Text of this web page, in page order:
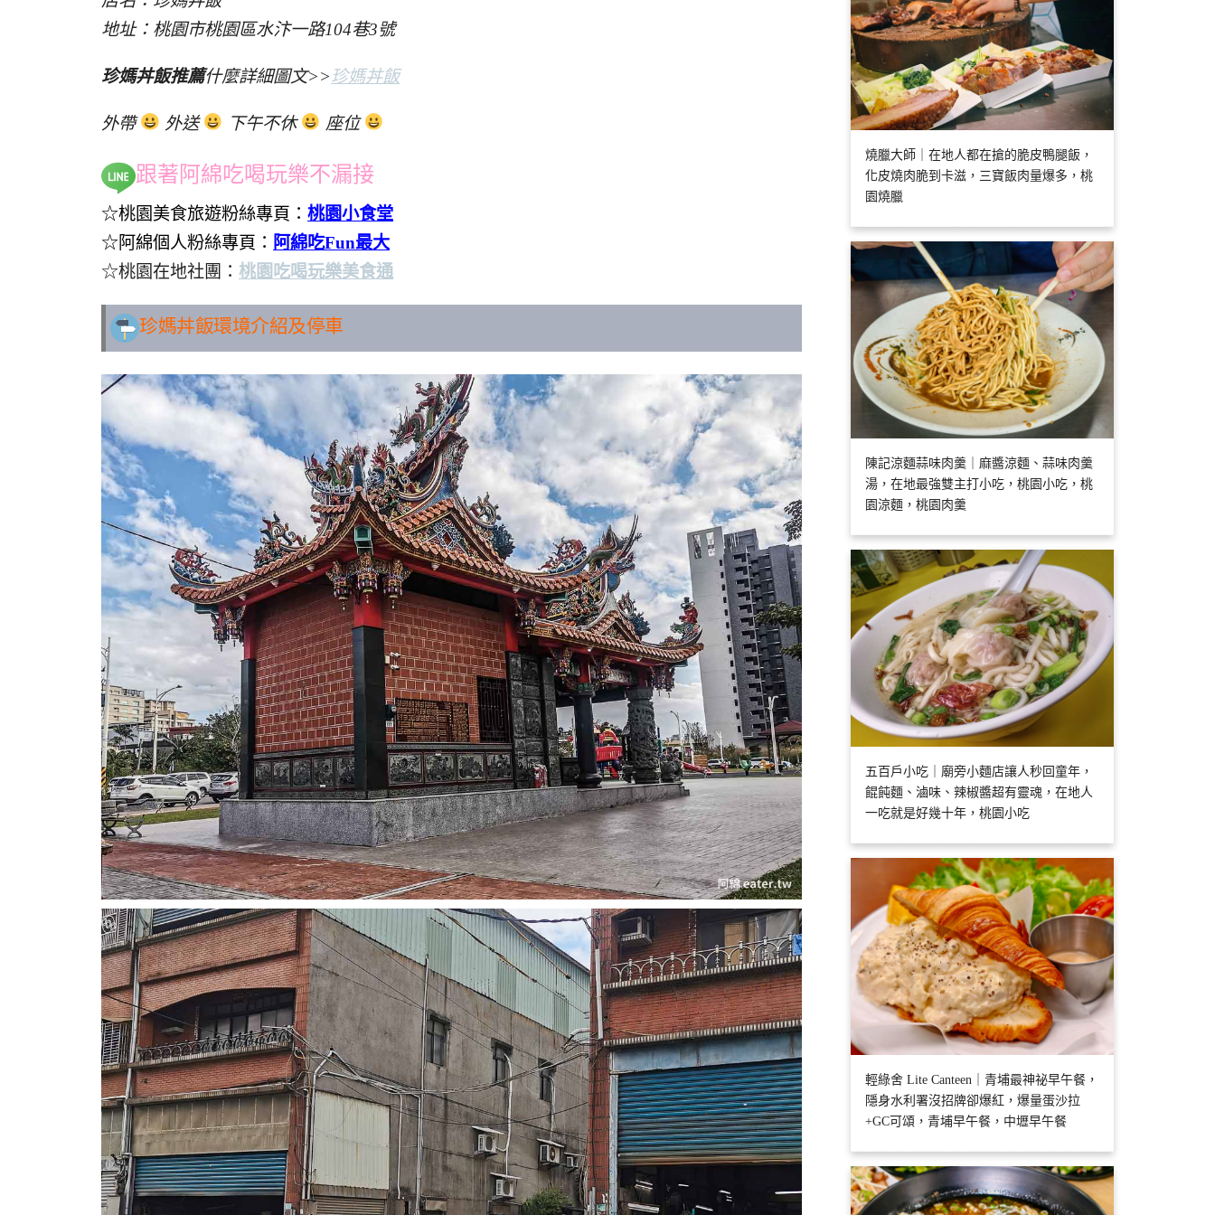
地址：桃園市桃園區水汴一路104巷3號
珍媽丼飯推薦什麼詳細圖文>>珍媽丼飯
外帶 外送 下午不休 座位
跟著阿綿吃喝玩樂不漏接
☆桃園美食旅遊粉絲專頁： 桃園小食堂
☆阿綿個人粉絲專頁： 阿綿吃Fun最大
☆桃園在地社團： 桃園吃喝玩樂美食通
珍媽丼飯環境介紹及停車
燒臘大師｜在地人都在搶的脆皮鴨腿飯，
化皮燒肉脆到卡滋，三寶飯肉量爆多，桃
園燒臘
陳記涼麵蒜味肉羹｜麻醬涼麵、蒜味肉羹
湯，在地最強雙主打小吃，桃園小吃，桃
園涼麵，桃園肉羹
五百戶小吃｜廟旁小麵店讓人秒回童年，
餛飩麵、滷味、辣椒醬超有靈魂，在地人
一吃就是好幾十年，桃園小吃
輕綠舍 Lite Canteen｜青埔最神祕早午餐，
隱身水利署沒招牌卻爆紅，爆量蛋沙拉
+GC可頌，青埔早午餐，中壢早午餐